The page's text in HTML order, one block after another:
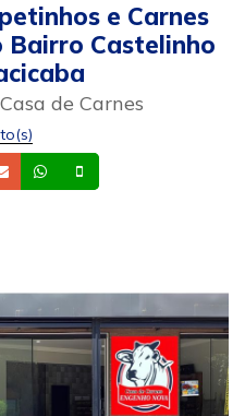
e Carnes
Bairro Castelinho
de Carnes
Email Whatsapp